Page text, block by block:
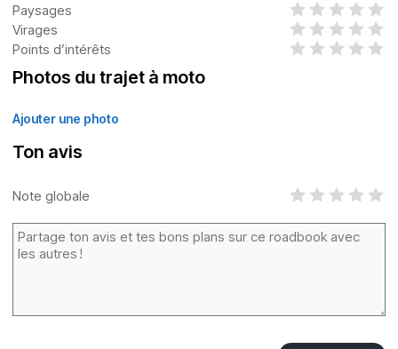
Paysages
Virages
Points d’intérêts
Photos du trajet à moto
Ajouter une photo
Ton avis
Note globale